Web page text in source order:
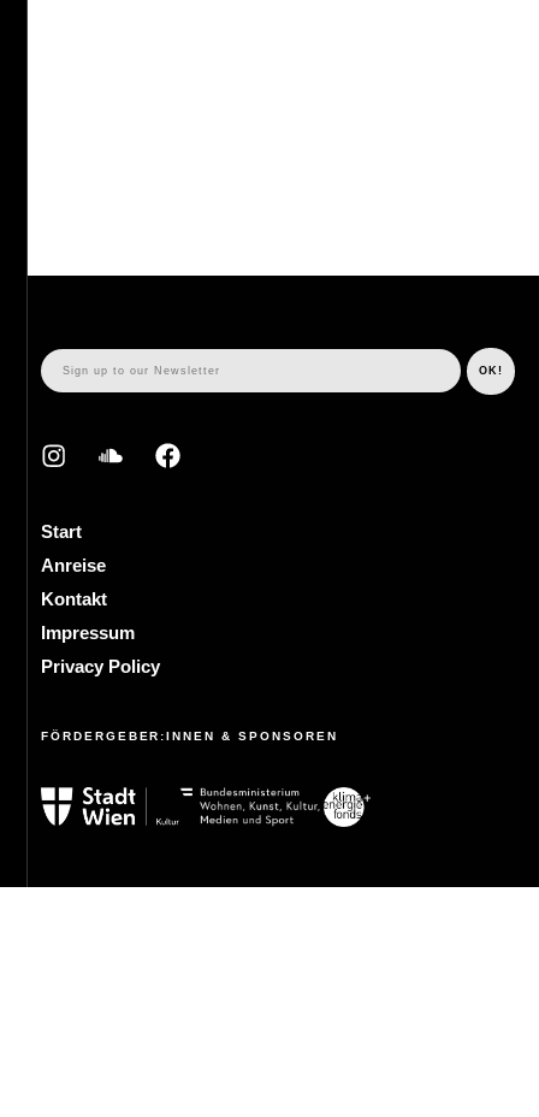
Start
Anreise
Kontakt
Impressum
Privacy Policy
FÖRDERGEBER:INNEN & SPONSOREN